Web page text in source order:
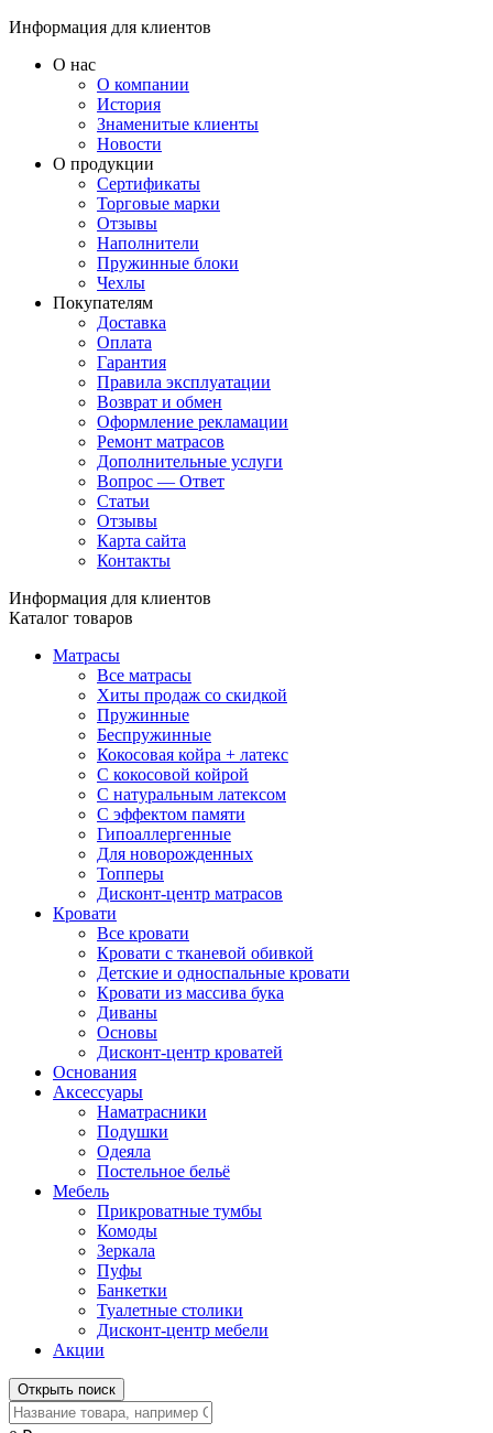
Информация для клиентов
О нас
О компании
История
Знаменитые клиенты
Новости
О продукции
Сертификаты
Торговые марки
Отзывы
Наполнители
Пружинные блоки
Чехлы
Покупателям
Доставка
Оплата
Гарантия
Правила эксплуатации
Возврат и обмен
Оформление рекламации
Ремонт матрасов
Дополнительные услуги
Вопрос — Ответ
Статьи
Отзывы
Карта сайта
Контакты
Информация для клиентов
Каталог товаров
Матрасы
Все матрасы
Хиты продаж со скидкой
Пружинные
Беспружинные
Кокосовая койра + латекс
С кокосовой койрой
С натуральным латексом
С эффектом памяти
Гипоаллергенные
Для новорожденных
Топперы
Дисконт-центр матрасов
Кровати
Все кровати
Кровати с тканевой обивкой
Детские и односпальные кровати
Кровати из массива бука
Диваны
Основы
Дисконт-центр кроватей
Основания
Аксессуары
Наматрасники
Подушки
Одеяла
Постельное бельё
Мебель
Прикроватные тумбы
Комоды
Зеркала
Пуфы
Банкетки
Туалетные столики
Дисконт-центр мебели
Акции
Открыть поиск